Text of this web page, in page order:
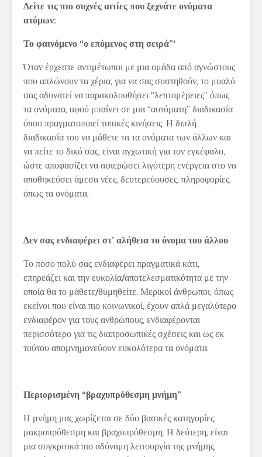
Δείτε τις πιο συχνές αιτίες που ξεχνάτε ονόματα
ατόμων:
Το φαινόμενο “ο επόμενος στη σειρά”‘
Όταν έρχεστε αντιμέτωποι με μια ομάδα από αγνώστους
που απλώνουν τα χέρια, για να σας συστηθούν, το μυαλό
σας αδυνατεί να παρακολουθήσει “λεπτομέρειες” όπως
τα ονόματα, αφού μπαίνει σε μια “αυτόματη” διαδικασία
όπου πραγματοποιεί τυπικές κινήσεις. Η διπλή
διαδικασία του να μάθετε τα τα ονόματα των άλλων και
να πείτε το δικό σας, είναι αγχωτική για τον εγκέφαλο,
ώστε αποφασίζει να αφιερώσει λιγότερη ενέργεια στο να
αποθηκεύσει άμεσα νέες, δευτερεύουσες, πληροφορίες,
όπως τα ονόματα.
Δεν σας ενδιαφέρει στ’ αλήθεια το όνομα του άλλου
Το πόσο πολύ σας ενδιαφέρει πραγματικά κάτι,
επηρεάζει και την ευκολία/αποτελεσματικότητα με την
οποία θα το μάθετε/θυμηθείτε. Μερικοί άνθρωποι, όπως
εκείνοι που είναι πιο κοινωνικοί, έχουν απλά μεγαλύτερο
ενδιαφέρον για τους ανθρώπους, ενδιαφέρονται
περισσότερο για τις διαπροσωπικές σχέσεις και ως εκ
τούτου απομνημονεύουν ευκολότερα τα ονόματα.
Περιορισμένη “βραχυπρόθεσμη μνήμη”
Η μνήμη μας χωρίζεται σε δύο βασικές κατηγορίες:
μακροπρόθεσμη και βραχυπρόθεσμη. Η δεύτερη, είναι
μια συγκριτικά πιο αδύναμη λειτουργία της μνήμης,